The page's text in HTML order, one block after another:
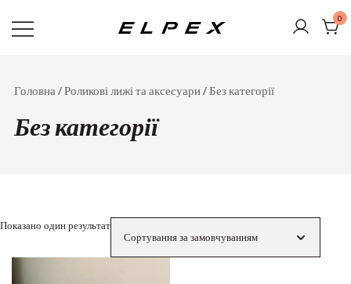
0
Головна/Роликові лижі та аксесуари/ Без категорії
Без категорії
Показано один результат